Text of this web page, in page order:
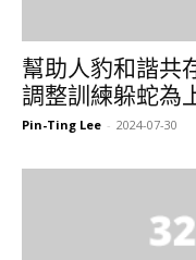
幫助人豹和諧共
調整訓練躲蛇為
Pin-Ting Lee - 2024-07-30